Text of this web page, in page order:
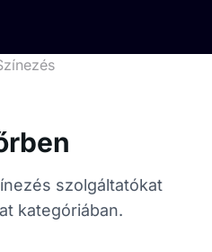
szolgáltatókat
kategóriában.